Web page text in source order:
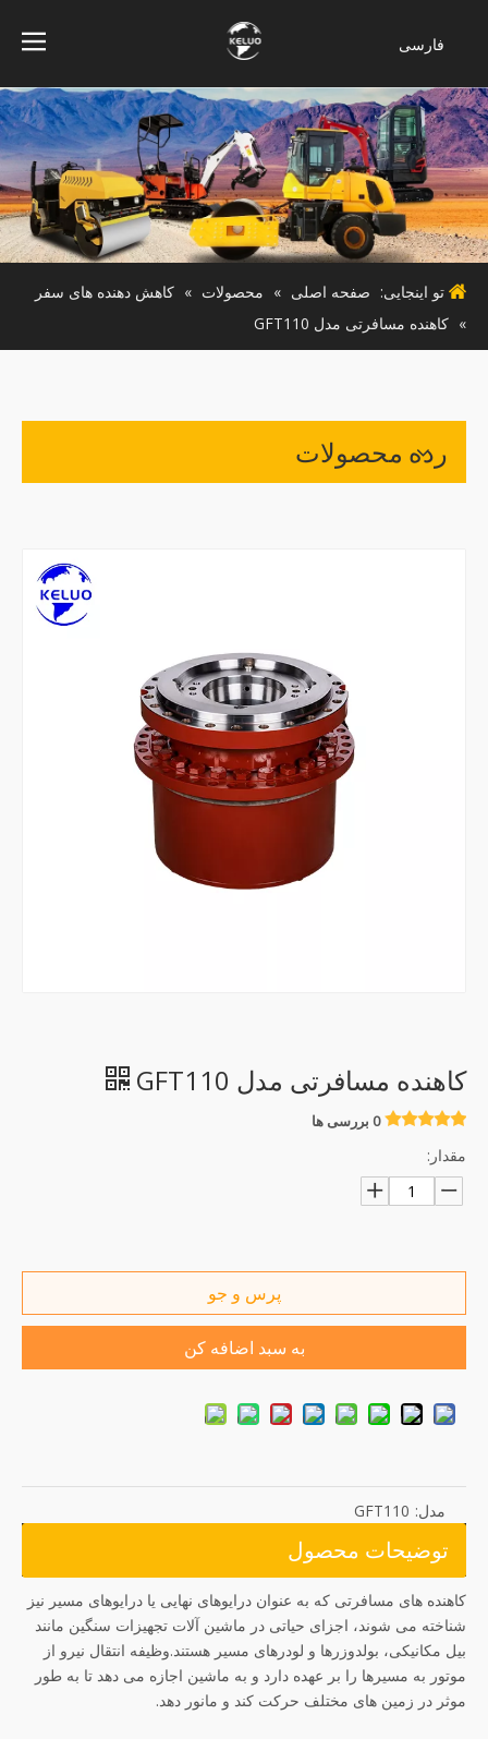
فارسی
indonesia
Türk dili
ไทย
Italiano
Deutsch
Português
Español
Pусский
تو اینجایی: صفحه اصلی » محصولات » کاهش دهنده های سفر
» کاهنده مسافرتی مدل GFT110
رده محصولات
کاهنده مسافرتی مدل GFT110
0 بررسی ها
مقدار:
پرس و جو
به سبد اضافه کن
مدل: GFT110
توضیحات محصول
کاهنده های مسافرتی که به عنوان درایوهای نهایی یا درایوهای مسیر نیز
شناخته می شوند، اجزای حیاتی در ماشین آلات تجهیزات سنگین مانند
بیل مکانیکی، بولدوزرها و لودرهای مسیر هستند.وظیفه انتقال نیرو از
موتور به مسیرها را بر عهده دارد و به ماشین اجازه می دهد تا به طور
موثر در زمین های مختلف حرکت کند و مانور دهد.